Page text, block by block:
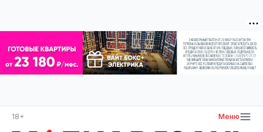
18+ Меню